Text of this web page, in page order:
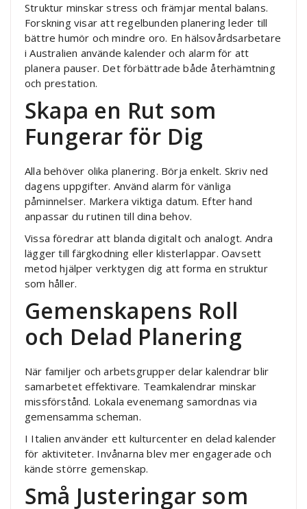
Struktur minskar stress och främjar mental balans.
Forskning visar att regelbunden planering leder till
bättre humör och mindre oro. En hälsovårdsarbetare
i Australien använde kalender och alarm för att
planera pauser. Det förbättrade både återhämtning
och prestation.
Skapa en Rut som
Fungerar för Dig
Alla behöver olika planering. Börja enkelt. Skriv ned
dagens uppgifter. Använd alarm för vänliga
påminnelser. Markera viktiga datum. Efter hand
anpassar du rutinen till dina behov.
Vissa föredrar att blanda digitalt och analogt. Andra
lägger till färgkodning eller klisterlappar. Oavsett
metod hjälper verktygen dig att forma en struktur
som håller.
Gemenskapens Roll
och Delad Planering
När familjer och arbetsgrupper delar kalendrar blir
samarbetet effektivare. Teamkalendrar minskar
missförstånd. Lokala evenemang samordnas via
gemensamma scheman.
I Italien använder ett kulturcenter en delad kalender
för aktiviteter. Invånarna blev mer engagerade och
kände större gemenskap.
Små Justeringar som